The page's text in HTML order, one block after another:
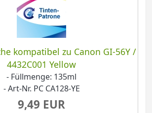
kompatibel zu Canon GI-56Y /
4432C001 Yellow
- Füllmenge: 135ml
- Art-Nr. PC CA128-YE
9,49 EUR